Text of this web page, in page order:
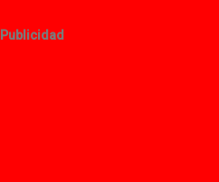
Publicidad